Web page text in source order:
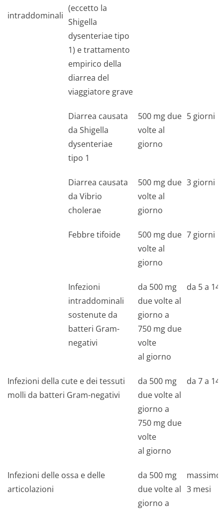
intraddominali
(eccetto la
Shigella
dysenteriaetipo
1) e trattamento
empirico della
diarrea del
viaggiatore grave
Diarrea causata
da Shigella
dysenteriae
tipo 1
500 mg due
volte al
giorno
5 giorni
Diarrea causata
da Vibrio
cholerae
500 mg due
volte al
giorno
3 giorni
Febbre tifoide
500 mg due
volte al
giorno
7 giorni
Infezioni
intraddominali
sostenute da
batteri Gram-
negativi
da 500 mg
due volte al
giorno a
750 mg due
volte
al giorno
da 5 a
Infezioni della cute e dei tessuti
molli da batteri Gram-negativi
da 500 mg
due volte al
giorno a
750 mg due
volte
al giorno
da 7 a
Infezioni delle ossa e delle
articolazioni
da 500 mg
due volte al
giorno a
massimo
3 mesi